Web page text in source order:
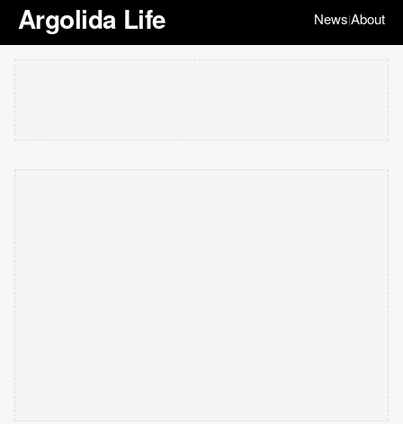
Argolida Life News|About